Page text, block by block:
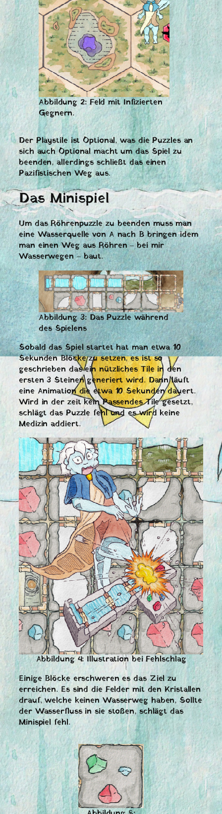
Abbildung 2: Feld mit Infizierten
Gegnern.
Der Playstile ist Optional, was die Puzzles an
sich auch Optional macht um das Spiel zu
beenden, allerdings schließt das einen
Pazifistischen Weg aus.
Das Minispiel
Um das Röhrenpuzzle zu beenden muss man
eine Wasserquelle von A nach B bringen idem
man einen Weg aus Röhren – bei mir
Wasserwegen – baut.
Abbildung 3: Das Puzzle während
des Spielens
Sobald das Spiel startet hat man etwa 10
Sekunden Blöcke zu setzen, es ist so
geschrieben das ein nützliches Tile in den
ersten 3 Steinen generiert wird. Dann läuft
eine Animation die etwa 10 Sekunden dauert.
Wird in der zeit kein Passendes Tile gesetzt,
schlägt das Puzzle fehl und es wird keine
Medizin addiert.
Abbildung 4: Illustration bei Fehlschlag
Einige Blöcke erschweren es das Ziel zu
erreichen. Es sind die Felder mit den Kristallen
drauf, welche keinen Wasserweg haben, Sollte
der Wasserfluss in sie stoßen, schlägt das
Minispiel fehl.